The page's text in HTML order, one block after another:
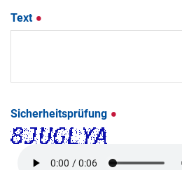
Text
Sicherheitsprüfung